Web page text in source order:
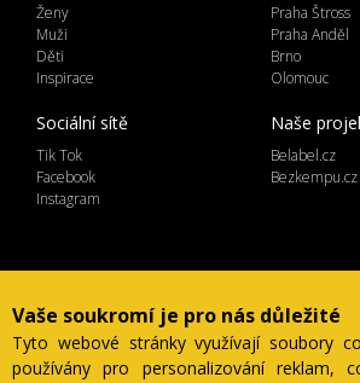
Vaše soukromí je pro nás důležité
Tyto webové stránky využívají soubory
používány pro personalizování reklam,
Ženy
Muži
Děti
Inspirace
Praha Štross
Praha Anděl
Brno
Olomouc
Sociální sítě
Tik Tok
Facebook
Instagram
Naše
Belabel.cz
Bezkempu.cz
Lemicom spol. s r.o. | IČ 27561054
Ve Žlíbku 1800/77, hala A2, Praha 9, 19300
Česká Republika